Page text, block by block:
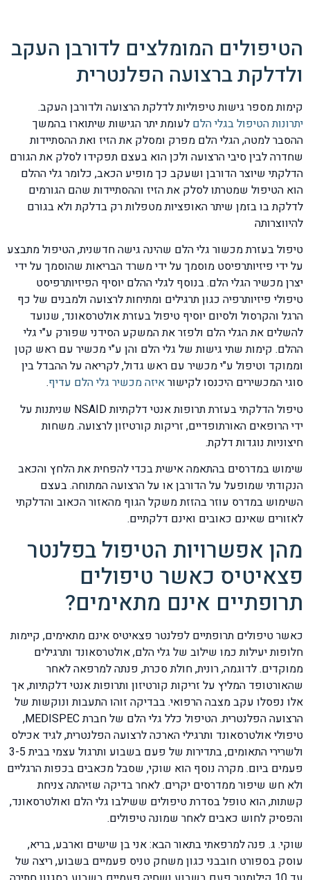
הטיפולים המומלצים לדורבן העקב
ולדלקת ברצועה הפלנטרית
קימות מספר גישות טיפוליות לדלקת הרצועה ולדורבן העקב.
יתרונות הטיפול בגלי הלם לעומת יתר הגישות שיתוארו בהמשך
ההסבר למטה, הגלי הלם מפרק ומסלק את הזיז ואת ההסתיידות
שחדרה לבין סיבי הרצועה ולכן הוא בעצם תפקידו לסלק את הגורם
הדלקתי שיוצר הדורבן ושעקב כך מופיע הכאב, כלומר גלי ההלם
הוא הטיפול שמטרתו לסלק את הזיז וההסתיידות שהם הגורמים
לדלקת בו בזמן שיתר האופציות מטפלות רק בדלקת ולא בגורם
להיווצרותה
טיפול בעזרת מכשור גלי הלם שהינה גישה חדשנית, הטיפול מתבצע
על ידי פיזיותרפיסט מוסמך על ידי משרד הבריאות שהוסמך על ידי
יצרן מכשיר הגלי הלם. בנוסף לגלי ההלם יוסיף הפיזיותרפיסט
טיפולי פיזיותרפיה כגון תרגילים ומתיחות לרצועה ולמבנים של כף
הרגל והקרסול ולסיום יוסיף טיפול בעזרת אולטרסאונד, שנועד
להשלים את הגלי הלם ולפזר את המשקע הסידני שפורק ע"י גלי
ההלם. קימות שתי גישות של גלי הלם והן ע"י מכשיר עם ראש קטן
וממוקד וטיפול ע"י מכשיר עם ראש גדול, לקריאה על ההבדל בין
סוגי המכשירים היכנסו לקישוראיזה מכשיר גלי הלם עדיף.
טיפול הדלקתי בעזרת תרופות אנטי דלקתיות NSAID שניתנות על
ידי הרופאים האורתופדיים, זריקות קורטיזון לרצועה. משחות
חיצוניות נוגדות דלקת.
שימוש במדרסים בהתאמה אישית בכדי להפחית את הלחץ והכאב
הנקודתי שמופעל על הדורבן או על הרצועה המתוחה. בעצם
השימוש במדרס עוזר בהזזת משקל הגוף מהאזור הכאוב והדלקתי
לאזורים שאינם כאובים ואינם דלקתיים.
מהן אפשרויות הטיפול בפלנטר
פצאיטיס כאשר טיפולים
תרופתיים אינם מתאימים?
כאשר טיפולים תרופתיים לפלנטר פצאיטיס אינם מתאימים, קיימות
חלופות יעילות כמו שילוב של גלי הלם, אולטרסאונד ותרגילים
ממוקדים. לדוגמה, רונית, חולת סכרת, פנתה למרפאה לאחר
שהאורטופד המליץ על זריקות קורטיזון ותרופות אנטי דלקתיות, אך
אלו נפסלו עקב מצבה הרפואי. בבדיקה זוהו התעבות ונוקשות של
הרצועה הפלנטרית. הטיפול כלל גלי הלם של חברת MEDISPEC,
טיפולי אולטרסאונד ותרגילי הארכה לרצועה הפלנטרית, לגיד אכילס
ולשרירי התאומים, בתדירות של פעם בשבוע ותרגול עצמי בבית 3-5
פעמים ביום. מקרה נוסף הוא שוקי, שסבל מכאבים בכפות הרגליים
ולא חש שיפור ממדרסים יקרים. לאחר בדיקה שזיהתה צניחת
קשתות, הוא טופל בסדרת טיפולים ששילבו גלי הלם ואולטרסאונד,
והפסיק לחוש כאבים לאחר שמונה טיפולים.
שוקי. ג. פנה למרפאתי בתאור הבא: אני בן שישים וארבע, בריא,
עוסק בספורט חובבני כגון משחק טניס פעמיים בשבוע, ריצה של